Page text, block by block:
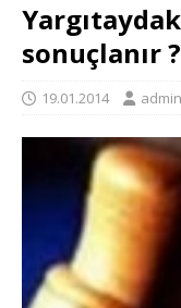
sonuçlanır ?
19.01.2014 admin